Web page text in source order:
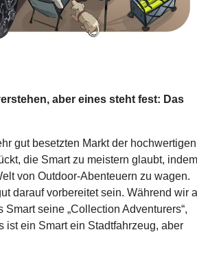
aber eines steht fest: Das
gut besetzten Markt der hochwertigen
die Smart zu meistern glaubt, indem
von Outdoor-Abenteuern zu wagen.
darauf vorbereitet sein. Während wir
seine „Collection Adventurers“,
ist ein Smart ein Stadtfahrzeug, aber